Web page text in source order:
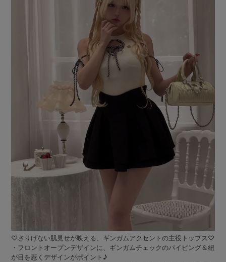
♡さりげない肌見せが映える、ギンガムアクセントの主役トップス♡
・フロントオープンデザインに、ギンガムチェックのパイピング＆紐
が目を惹くデザインがポイント♪